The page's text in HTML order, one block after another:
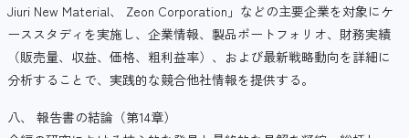
Jiuri New Material、 Zeon Corporation」などの主要企業を対象にケ
ーススタディを実施し、企業情報、製品ポートフォリオ、財務実績
（販売量、収益、価格、粗利益率）、および最新戦略動向を詳細に
分析することで、実践的な競合他社情報を提供する。
八、 報告書の結論（第14章）